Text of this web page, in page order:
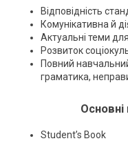
Відповідність
Комунікативна й
Актуальні теми для
Розвиток
Повний
граматика,
Основні
Student’s Book